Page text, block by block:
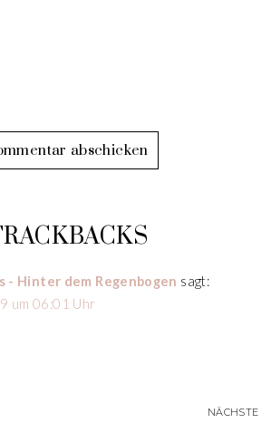
- Hinter dem Regenbogen sagt:
um 06:01 Uhr
NÄCHSTE